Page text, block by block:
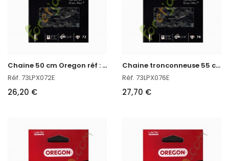
C
haine 50 cm Oregon réf : 73LPX072E
Réf. 73LPX072E
26,20 €
C
haine tronconneuse 55 cm Oregon 73LPX076E
Réf. 73LPX076E
27,70 €